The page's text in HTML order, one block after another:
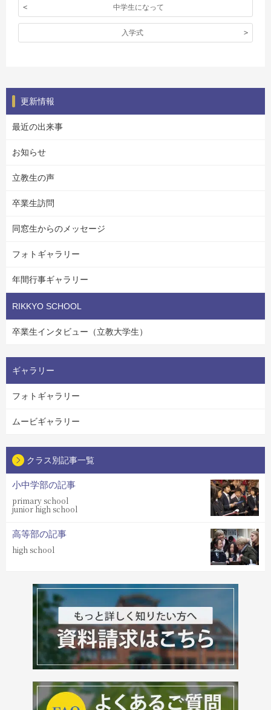
中学生になって
入学式
更新情報
最近の出来事
お知らせ
立教生の声
卒業生訪問
同窓生からのメッセージ
フォトギャラリー
年間行事ギャラリー
RIKKYO SCHOOL
卒業生インタビュー（立教大学生）
ギャラリー
フォトギャラリー
ムービギャラリー
クラス別記事一覧
小中学部の記事
primary school
junior high school
高等部の記事
high school